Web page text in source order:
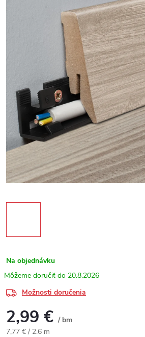
Na objednávku
20.8.2026
Možnosti doručenia
2,99 € / bm
Jednotková cena:
7,77 € / 2.6 m